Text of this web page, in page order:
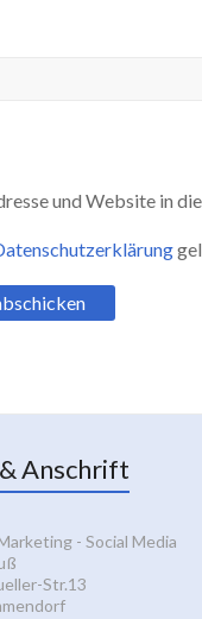
und Website in
Anschrift
- Social Media
Str.13